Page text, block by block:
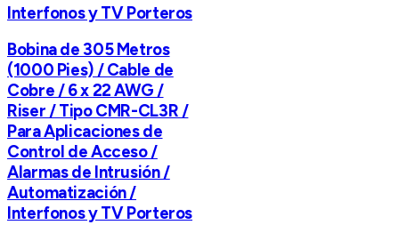
Interfonos y TV Porteros
Bobina de 305 Metros
(1000 Pies) / Cable de
Cobre / 6 x 22 AWG /
Riser / Tipo CMR-CL3R /
Para Aplicaciones de
Control de Acceso /
Alarmas de Intrusión /
Automatización /
Interfonos y TV Porteros